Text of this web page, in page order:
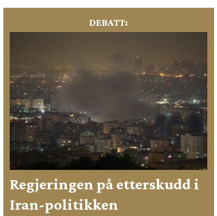
DEBATT:
Regjeringen på etterskudd i
Iran-politikken